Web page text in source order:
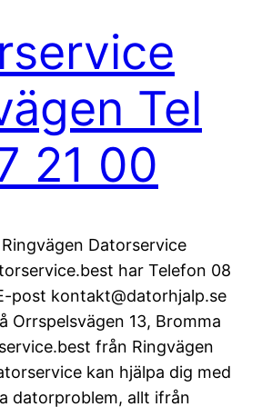
Tel
21 00
Datorservice
har Telefon 08
post kontakt@datorhjalp.se
Orrspelsvägen 13, Bromma
från Ringvägen
kan hjälpa dig med
datorproblem, allt ifrån